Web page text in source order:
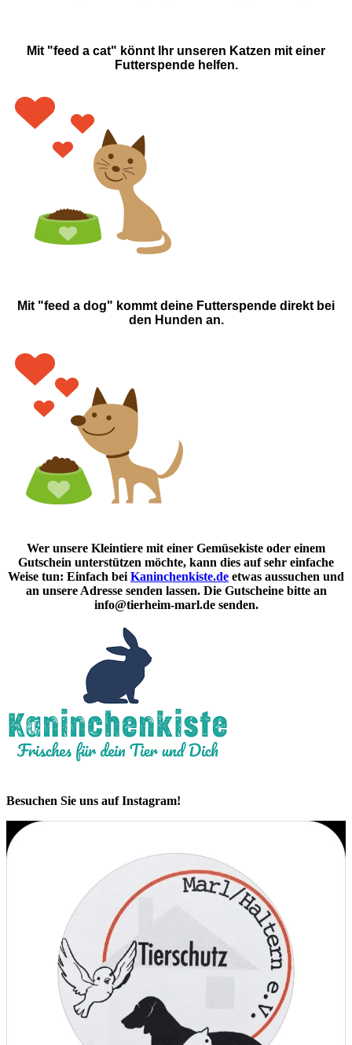
Mit "feed a cat" könnt Ihr unseren Katzen mit einer
Futterspende helfen.
Mit "feed a dog" kommt deine Futterspende direkt bei
den Hunden an.
Wer unsere Kleintiere mit einer Gemüsekiste oder einem
Gutschein unterstützen möchte, kann dies auf sehr einfache
Weise tun: Einfach bei Kaninchenkiste.de etwas aussuchen und
an unsere Adresse senden lassen. Die Gutscheine bitte an
info@tierheim-marl.de senden.
Besuchen Sie uns auf Instagram!